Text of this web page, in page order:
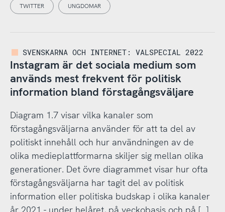
TWITTER UNGDOMAR
SVENSKARNA OCH INTERNET: VALSPECIAL 2022
Instagram är det sociala medium som
används mest frekvent för politisk
information bland förstagångsväljare
Diagram 1.7 visar vilka kanaler som
förstagångsväljarna använder för att ta del av
politiskt innehåll och hur användningen av de
olika medieplattformarna skiljer sig mellan olika
generationer. Det övre diagrammet visar hur ofta
förstagångsväljarna har tagit del av politisk
information eller politiska budskap i olika kanaler